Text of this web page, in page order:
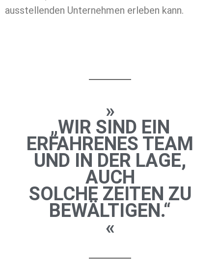
ausstellenden Unternehmen erleben kann.
»
„WIR SIND EIN
ERFAHRENES TEAM
UND IN DER LAGE,
AUCH
SOLCHE ZEITEN ZU
BEWÄLTIGEN.“
«